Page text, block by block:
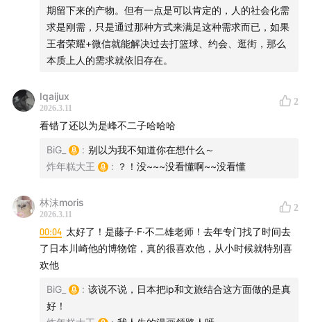
期留下来的产物。但有一点是可以肯定的，人的社会化需
求是刚需，只是通过那种方式来满足这种需求而已，如果
王者荣耀+微信就能解决过去打篮球、约会、逛街，那么
本质上人的需求就依旧存在。
Iqaijux
2026.3.11
2
看错了还以为是峰不二子哈哈哈
BiG_ : 别以为我不知道你在想什么～
炸年糕大王
: ？！没~~~没看懂啊~~没看懂
林沫moris
2026.3.11
2
00:04 太好了！是藤子·F·不二雄老师！去年专门找了时间去
了日本川崎他的博物馆，真的很喜欢他，从小时候就特别喜
欢他
BiG_ : 该说不说，日本把ip和文旅结合这方面做的是真
好！